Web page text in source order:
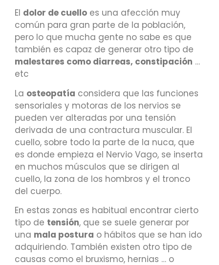
El dolor de cuello es una afección muy
común para gran parte de la población,
pero lo que mucha gente no sabe es que
también es capaz de generar otro tipo de
malestares como diarreas, constipación …
etc
La osteopatía considera que las funciones
sensoriales y motoras de los nervios se
pueden ver alteradas por una tensión
derivada de una contractura muscular. El
cuello, sobre todo la parte de la nuca, que
es donde empieza el Nervio Vago, se inserta
en muchos músculos que se dirigen al
cuello, la zona de los hombros y el tronco
del cuerpo.
En estas zonas es habitual encontrar cierto
tipo de tensión, que se suele generar por
una mala postura o hábitos que se han ido
adquiriendo. También existen otro tipo de
causas como el bruxismo, hernias … o